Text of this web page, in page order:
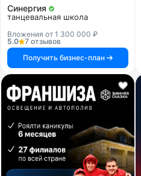
Синергия
танцевальная школа
Вложения от 1 300 000 ₽
5.0
7 отзывов
Получить бизнес-план